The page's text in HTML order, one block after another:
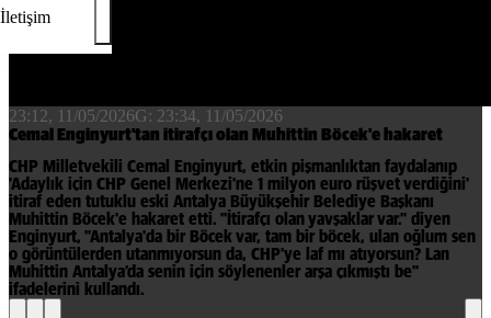
İletişim
23:12, 11/05/2026G: 23:34, 11/05/2026
Cemal Enginyurt'tan itirafçı olan Muhittin Böcek'e hakaret
CHP Milletvekili Cemal Enginyurt, etkin pişmanlıktan faydalanıp
'Adaylık için CHP Genel Merkezi'ne 1 milyon euro rüşvet verdiğini'
itiraf eden tutuklu eski Antalya Büyükşehir Belediye Başkanı
Muhittin Böcek'e hakaret etti. "İtirafçı olan yavşaklar var." diyen
Enginyurt, "Antalya'da bir Böcek var, tam bir böcek, ulan oğlum sen
o görüntülerden utanmıyorsun da, CHP'ye laf mı atıyorsun? Lan
Muhittin Antalya’da senin için söylenenler arşa çıkmıştı be"
ifadelerini kullandı.